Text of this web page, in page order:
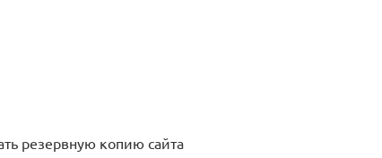
резервную копию сайта